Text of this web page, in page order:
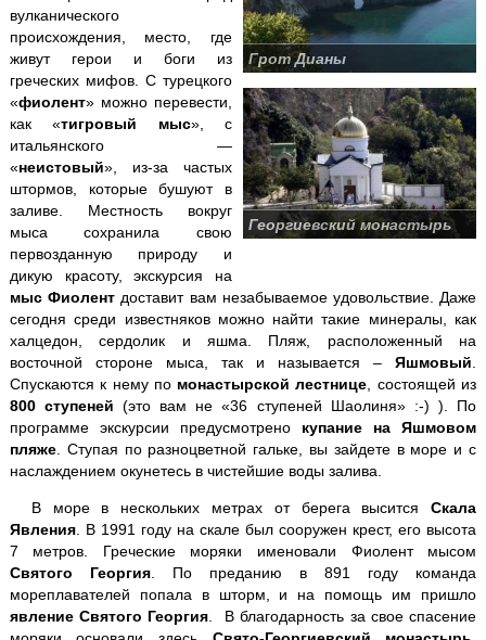
Водопад Джур-Джур + храм Маяк
Долина привидений
Заповедник и Беседка ветров
Кара-Даг + Коктебель
Крымские святыни
Ласточкино гнездо
Ливадийский дворец
Массандровский дворец
Мангуп-Кале
Никитский ботанический сад
Поляна Сказок + Ялтинский зоопарк
ПещерыЧатыр-Дага
Севастополь+ Херсонес
Грот Дианы
Георгиевский монастырь
вулканического
происхождения, место, где
живут герои и боги из
греческих мифов. С турецкого
«фиолент» можно перевести,
как «тигровый мыс», с
итальянского —
«неистовый», из-за частых
штормов, которые бушуют в
заливе. Местность вокруг
мыса сохранила свою
первозданную природу и
дикую красоту, экскурсия на
мыс Фиолент доставит вам незабываемое удовольствие. Даже
сегодня среди известняков можно найти такие минералы, как
халцедон, сердолик и яшма. Пляж, расположенный на
восточной стороне мыса, так и называется –Яшмовый
Спускаются к нему по монастырской лестнице , состоящей из
800 ступеней (это вам не «36 ступеней Шаолиня» :-) ). По
программе экскурсии предусмотрено купание на Яшмовом
пляже. Ступая по разноцветной гальке, вы зайдете в море и с
наслаждением окунетесь в чистейшие воды залива.
В море в нескольких метрах от берега выситсяСкала
Явления. В 1991 году на скале был сооружен крест, его высота
7 метров. Греческие моряки именовали Фиолент мысом
Святого Георгия. По преданию в 891 году команда
мореплавателей попала в шторм, и на помощь им пришло
явление Святого Георгия . В благодарность за свое спасение